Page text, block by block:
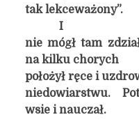
tak lekceważony”.
I
nie mógł tam
na kilku chorych
położył ręce i
niedowiarstwu.
wsie i nauczał.